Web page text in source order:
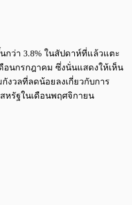
กว่า 3.8% ในสัปดาห์ที่แล้วแตะ
อนกรกฎาคม ซึ่งนั่นแสดงให้เห็น
งวลที่ลดน้อยลงเกี่ยวกับการ
หรัฐในเดือนพฤศจิกายน